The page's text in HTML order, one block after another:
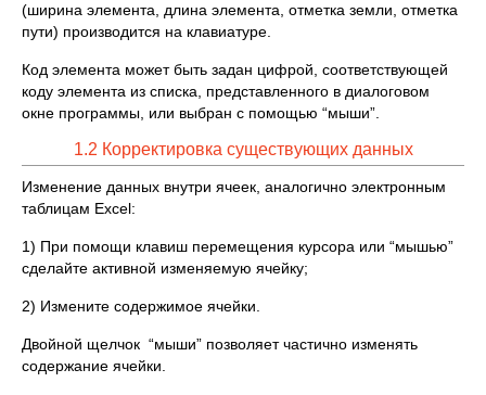
(ширина элемента, длина элемента, отметка земли, отметка
пути) производится на клавиатуре.
Код элемента может быть задан цифрой, соответствующей
коду элемента из списка, представленного в диалоговом
окне программы, или выбран с помощью “мыши”.
1.2 Корректировка существующих данных
Изменение данных внутри ячеек, аналогично электронным
таблицам Excel:
1) При помощи клавиш перемещения курсора или “мышью”
сделайте активной изменяемую ячейку;
2) Измените содержимое ячейки.
Двойной щелчок “мыши” позволяет частично изменять
содержание ячейки.